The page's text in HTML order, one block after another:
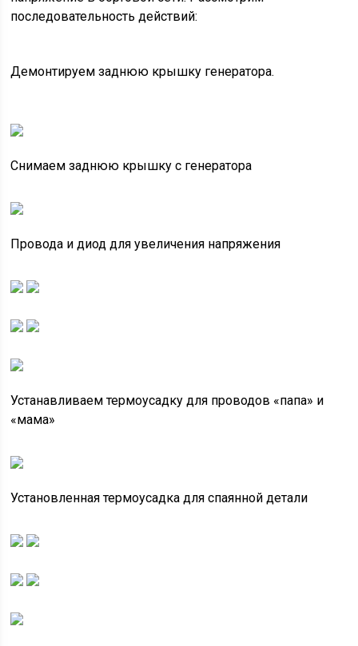
последовательность действий:
Демонтируем заднюю крышку генератора.
Снимаем заднюю крышку с генератора
Провода и диод для увеличения напряжения
Устанавливаем термоусадку для проводов «папа» и
«мама»
Установленная термоусадка для спаянной детали